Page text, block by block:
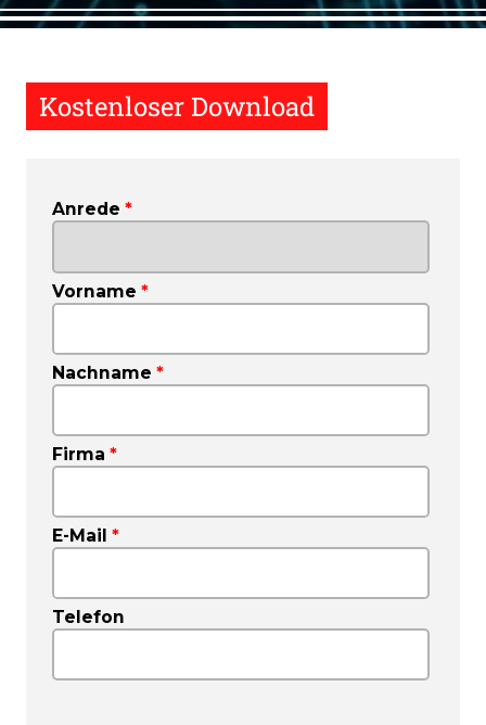
Kostenloser Download